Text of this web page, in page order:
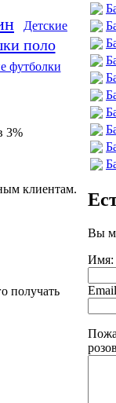
Детские
поло
футболки
3%
клиентам.
получать
Вы
Имя:
Email